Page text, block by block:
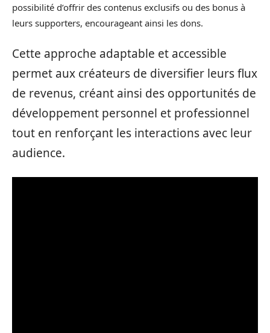
possibilité d’offrir des contenus exclusifs ou des bonus à
leurs supporters, encourageant ainsi les dons.
Cette approche adaptable et accessible
permet aux créateurs de diversifier leurs flux
de revenus, créant ainsi des opportunités de
développement personnel et professionnel
tout en renforçant les interactions avec leur
audience.